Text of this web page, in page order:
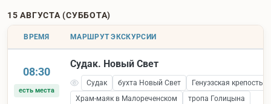
15 АВГУСТА (СУББОТА)
ВРЕМЯ МАРШРУТ ЭКСКУРСИИ
08:30
есть места
Судак. Новый Свет
Судак бухта Новый Свет
Генуэзская крепость
Храм-маяк в Малореченском
тропа Голицына